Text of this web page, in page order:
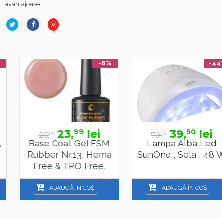
avantajoase.
00 23,99lei
Base Coat Gel FSM
Rubber Nr.13, Hema
Free & TPO Free,
15ml
ADAUGĂ ÎN COȘ
-44%
00 39,50lei
Lampa Alba Led
SunOne , Sela , 48 W
ADAUGĂ ÎN COȘ